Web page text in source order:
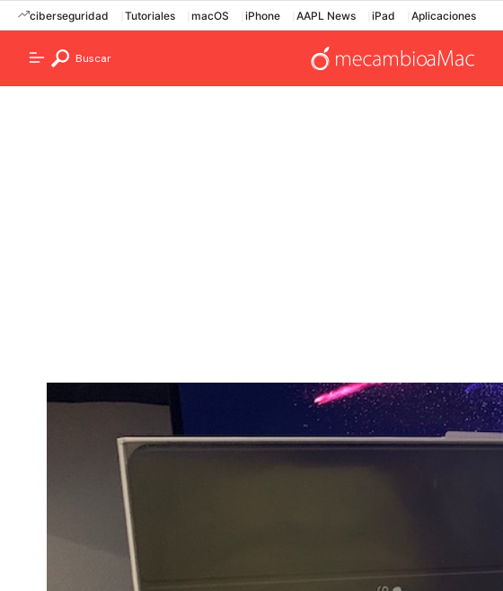
ciberseguridad Tutoriales macOS iPhone AAPL News iPad Aplicaciones
Buscar